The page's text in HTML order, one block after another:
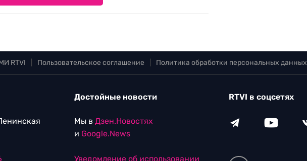
RTVI Пользовательское соглашение Политика обработки персональных данных
Достойные новости
Мы в Дзен.Новостях
и Google.News
Уведомление об использовании
RTVI в соцсетях